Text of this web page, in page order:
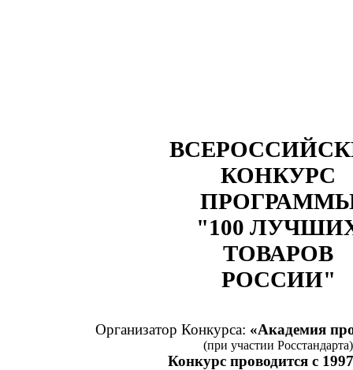
КОНКУРС
"100
ТОВАРОВ
РОССИИ"
Организатор Конкурса: «Академия
(при участии Росстандарта)
Конкурс проводится с